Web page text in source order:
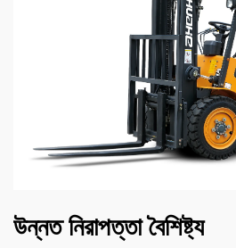
উন্নত নিরাপত্তা বৈশিষ্ট্য